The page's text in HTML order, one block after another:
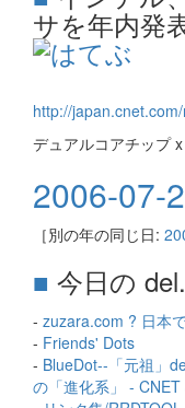
サを年内発
http://
デュアルコアチップ
2006-07-
［別の年の同じ日:
■ 今日の
- zuzara.com ? 日本
- Friends' Dots
- BlueDot--「元祖」
の「進化系」 - CNET